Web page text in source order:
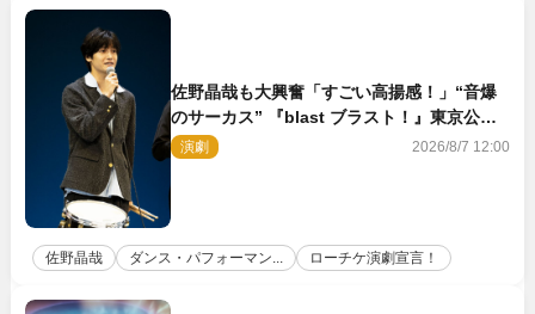
佐野晶哉も大興奮「すごい高揚感！」“音爆
のサーカス” 『blast ブラスト！』東京公演
が開幕！
演劇 2026/8/7 12:00
佐野晶哉 ダンス・パフォーマン... ローチケ演劇宣言！